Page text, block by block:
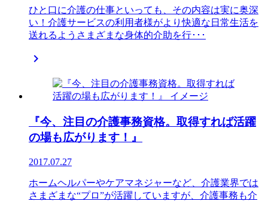
ひと口に介護の仕事といっても、その内容は実に奥深
い！介護サービスの利用者様がより快適な日常生活を
送れるようさまざまな身体的介助を行･･･

『今、注目の介護事務資格。取得すれば活躍
の場も広がります！』
2017.07.27
ホームヘルパーやケアマネジャーなど、介護業界では
さまざまな“プロ”が活躍していますが、介護事務も介